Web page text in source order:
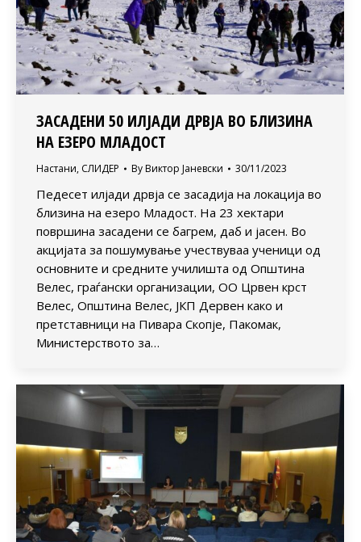
ЗАСАДЕНИ 50 ИЛЈАДИ ДРВЈА ВО БЛИЗИНА
НА ЕЗЕРО МЛАДОСТ
Настани, СЛИДЕР By Виктор Јаневски 30/11/2023
Педесет илјади дрвја се засадија на локација во
близина на езеро Младост. На 23 хектари
површина засадени се багрем, даб и јасен. Во
акцијата за пошумување учествуваа ученици од
основните и средните училишта од Општина
Велес, граѓански организации, ОО Црвен крст
Велес, Општина Велес, ЈКП Дервен како и
претставници на Пивара Скопје, Пакомак,
Министерството за…